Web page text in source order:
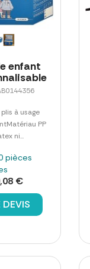
enfant
à usage
PP
ni...
pièces
€
DEVIS